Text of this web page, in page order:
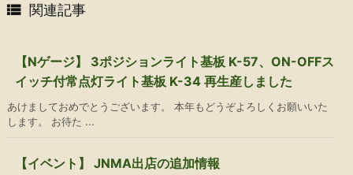
 関連記事
【Nゲージ】 3ポジションライト基板 K-57、ON-OFFス
イッチ付常点灯ライト基板 K-34 再生産しました
あけましておめでとうございます。 本年もどうぞよろしくお願いいた
します。 お待た ...
【イベント】 JNMA出店の追加情報